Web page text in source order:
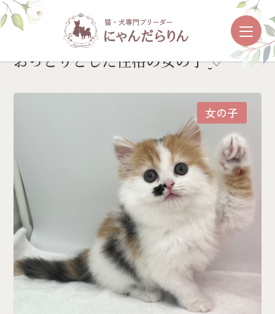
おっとりとした性格の女の子¨̮♡
女の子